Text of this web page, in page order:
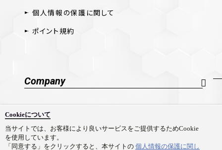
Cookieについて
当サイトでは、お客様により良いサービスをご提供するためCookie
を使用しています。
「同意する」をクリックすると、本サイトの 個人情報の保護に関し
個人情報の保護に関して
ポイント規約
Company
採用情報
お問い合わせ